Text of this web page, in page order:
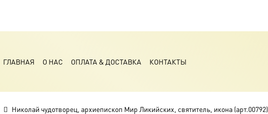
ГЛАВНАЯ О НАС ОПЛАТА & ДОСТАВКА КОНТАКТЫ
Николай чудотворец, архиепископ Мир Ликийских, святитель, икона (арт.00792)